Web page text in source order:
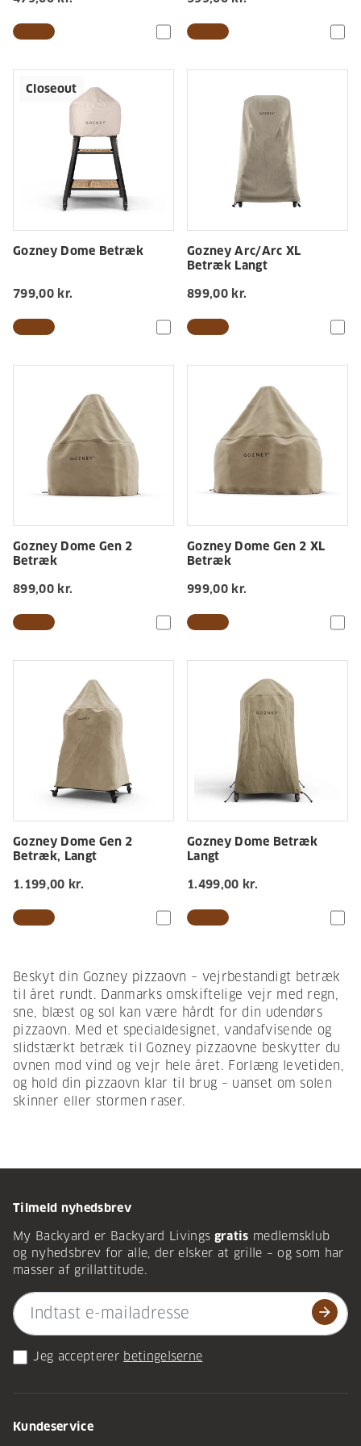
Closeout
Gozney Dome Betræk
799,00 kr.
Gozney Arc/Arc XL
Betræk Langt
899,00 kr.
Gozney Dome Gen 2
Betræk
899,00 kr.
Gozney Dome Gen 2 XL
Betræk
999,00 kr.
Gozney Dome Gen 2
Betræk, Langt
1.199,00 kr.
Gozney Dome Betræk
Langt
1.499,00 kr.
Beskyt din Gozney pizzaovn – vejrbestandigt betræk
til året rundt. Danmarks omskiftelige vejr med regn,
sne, blæst og sol kan være hårdt for din udendørs
pizzaovn. Med et specialdesignet, vandafvisende og
slidstærkt betræk til Gozney pizzaovne beskytter du
ovnen mod vind og vejr hele året. Forlæng levetiden,
og hold din pizzaovn klar til brug – uanset om solen
skinner eller stormen raser.
Tilmeld nyhedsbrev
My Backyard er Backyard Livings gratis medlemsklub
og nyhedsbrev for alle, der elsker at grille – og som har
masser af grillattitude.
arrow_forward
Jeg accepterer betingelserne
Kundeservice